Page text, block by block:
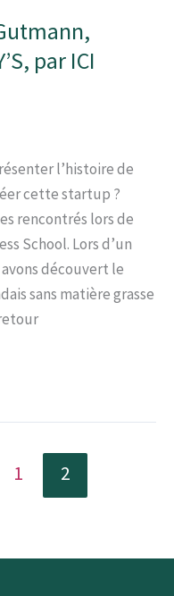
par ICI
l’histoire de
cette startup ?
rencontrés lors de
School. Lors d’un
découvert le
sans matière grasse
1 2